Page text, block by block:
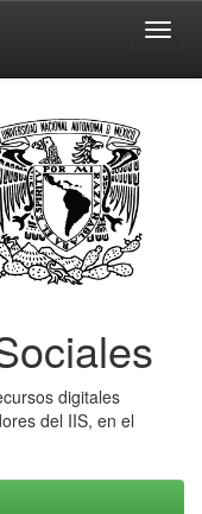
digitales
del IIS, en el